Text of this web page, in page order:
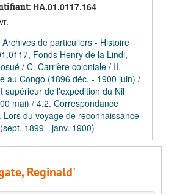
HA.01.0117.164
Archives de particuliers - Histoire
Fonds Henry de la Lindi,
/ C. Carrière coloniale / II.
au Congo (1896 déc. - 1900 juin) /
supérieur de l'expédition du Nil
mai) / 4.2. Correspondance
Lors du voyage de reconnaissance
1899 - janv. 1900)
Reginald'